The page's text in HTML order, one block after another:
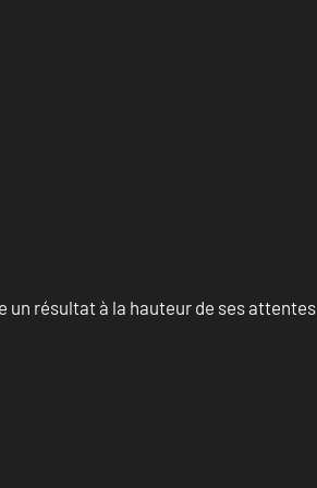
résultat à la hauteur de ses attentes